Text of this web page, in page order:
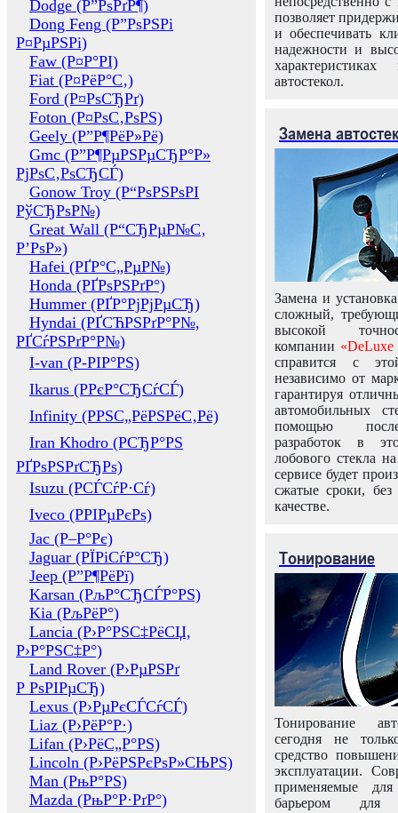
Dodge (Р”РѕРґР¶)
Dong Feng (Р”РѕРЅРі
Р¤РµРЅРі)
Faw (Р¤Р°РІ)
Fiat (Р¤РёР°С‚)
Ford (Р¤РѕСЂРґ)
Foton (Р¤РѕС‚РѕРЅ)
Geely (Р”Р¶РёР»Рё)
Gmc (Р”Р¶РµРЅРµСЂР°Р»
РјРѕС‚РѕСЂСЃ)
Gonow Troy (Р“РѕРЅРѕРІ
РўСЂРѕР№)
Great Wall (Р“СЂРµР№С‚
Р’РѕР»)
Hafei (РҐР°С„РµР№)
Honda (РҐРѕРЅРґР°)
Hummer (РҐР°РјРјРµСЂ)
Hyndai (РҐСЋРЅРґР°Р№,
РҐСѓРЅРґР°Р№)
I-van (Р-РІР°РЅ)
Ikarus (РРєР°СЂСѓСЃ)
Infinity (РРЅС„РёРЅРёС‚Рё)
Iran Khodro (РСЂР°РЅ
РҐРѕРЅРґСЂРѕ)
Isuzu (РСЃСѓР·Сѓ)
Iveco (РРІРµРєРѕ)
Jac (Р–Р°Рє)
Jaguar (РЇРіСѓР°СЂ)
Jeep (Р”Р¶РёРї)
Karsan (РљР°СЂСЃР°РЅ)
Kia (РљРёР°)
Lancia (Р›Р°РЅС‡РёСЏ,
Р›Р°РЅС‡Р°)
Land Rover (Р›РµРЅРґ
Р РѕРІРµСЂ)
Lexus (Р›РµРєСЃСѓСЃ)
Liaz (Р›РёР°Р·)
Lifan (Р›РёС„Р°РЅ)
Lincoln (Р›РёРЅРєРѕР»СЊРЅ)
Man (РњР°РЅ)
Mazda (РњР°Р·РґР°)
позволяет
и обеспечивать
надежности и
автостекол.
Замена
Замена и
сложный,
высокой
компании «DeLuxe
справится с
независимо от
гарантируя
автомобильных
помощью
разработок в
лобового стекла
сервисе будет
сжатые сроки,
качестве.
Тонирование
Тонирование
сегодня не
средство
эксплуатации.
применяемые
барьером для